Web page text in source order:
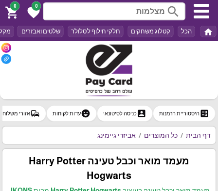
search
0
favorite
0
shopping_cart
home הכל קטלוג משחקים חלקי חילוף לסלולר שלטים ואבזרים
ballot היסטוריית הזמנות account_boxכניסה לסיטונאי emoji_emotionsעדות לקוחות commuteאזורי משלוח
דף הבית כל המוצרים אביזרי גיימינג
מעמד מואר וכבל טעינה Harry Potter
Hogwarts